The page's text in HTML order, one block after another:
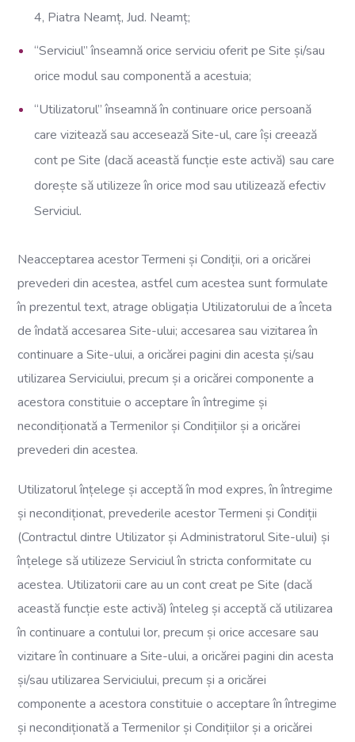
4, Piatra Neamț, Jud. Neamț;
“Serviciul” înseamnă orice serviciu oferit pe Site și/sau
orice modul sau componentă a acestuia;
“Utilizatorul” înseamnă în continuare orice persoană
care vizitează sau accesează Site-ul, care își creează
cont pe Site (dacă această funcție este activă) sau care
dorește să utilizeze în orice mod sau utilizează efectiv
Serviciul.
Neacceptarea acestor Termeni și Condiții, ori a oricărei
prevederi din acestea, astfel cum acestea sunt formulate
în prezentul text, atrage obligația Utilizatorului de a înceta
de îndată accesarea Site-ului; accesarea sau vizitarea în
continuare a Site-ului, a oricărei pagini din acesta și/sau
utilizarea Serviciului, precum și a oricărei componente a
acestora constituie o acceptare în întregime și
necondiționată a Termenilor și Condițiilor și a oricărei
prevederi din acestea.
Utilizatorul înțelege și acceptă în mod expres, în întregime
și necondiționat, prevederile acestor Termeni și Condiții
(Contractul dintre Utilizator și Administratorul Site-ului) și
înțelege să utilizeze Serviciul în stricta conformitate cu
acestea. Utilizatorii care au un cont creat pe Site (dacă
această funcție este activă) înteleg și acceptă că utilizarea
în continuare a contului lor, precum și orice accesare sau
vizitare în continuare a Site-ului, a oricărei pagini din acesta
și/sau utilizarea Serviciului, precum și a oricărei
componente a acestora constituie o acceptare în întregime
și necondiționată a Termenilor și Condițiilor și a oricărei